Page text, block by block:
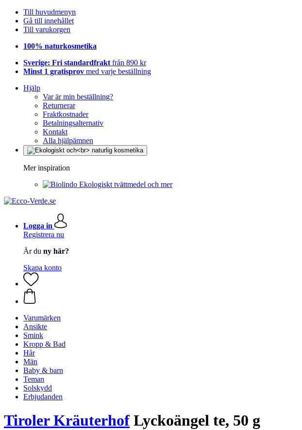
Till huvudmenyn
Gå till innehållet
Till varukorgen
100% naturkosmetika
Sverige: Fri standardfrakt från 890 kr
Minst 1 gratisprov med varje beställning
Hjälp
Var är min beställning?
Returnerar
Fraktkostnader
Betalningsalternativ
Kontakt
Alla hjälpämnen
Mer inspiration
Ekologiskt tvättmedel och mer
Logga in
Registrera nu
Är du ny här?
Skapa konto
Varumärken
Ansikte
Smink
Kropp & Bad
Hår
Män
Baby & barn
Teman
Solskydd
Erbjudanden
Tiroler Kräuterhof Lyckoängel te, 50 g